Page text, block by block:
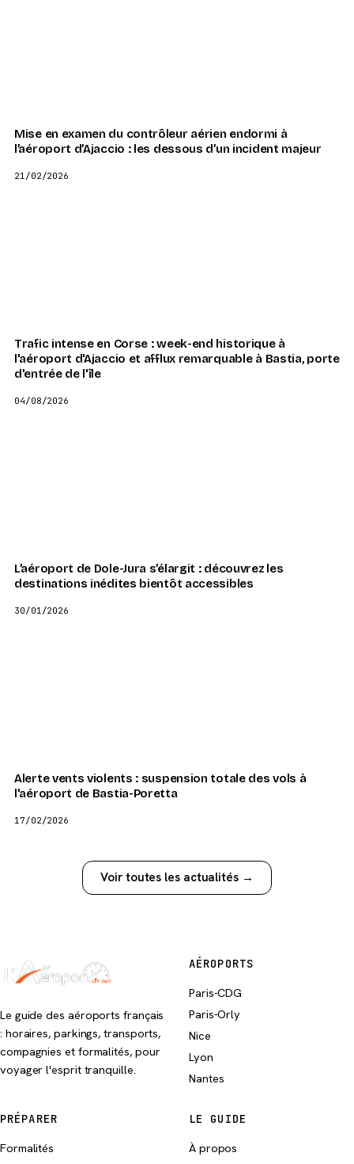
Mise en examen du contrôleur aérien endormi à
l’aéroport d’Ajaccio : les dessous d’un incident majeur
21/02/2026
Trafic intense en Corse : week-end historique à
l'aéroport d'Ajaccio et afflux remarquable à Bastia, porte
d'entrée de l'île
04/08/2026
L’aéroport de Dole-Jura s’élargit : découvrez les
destinations inédites bientôt accessibles
30/01/2026
Alerte vents violents : suspension totale des vols à
l'aéroport de Bastia-Poretta
17/02/2026
Voir toutes les actualités →
Le guide des aéroports français
: horaires, parkings, transports,
compagnies et formalités, pour
voyager l'esprit tranquille.
AÉROPORTS
Paris-CDG
Paris-Orly
Nice
Lyon
Nantes
PRÉPARER
Formalités
LE GUIDE
À propos